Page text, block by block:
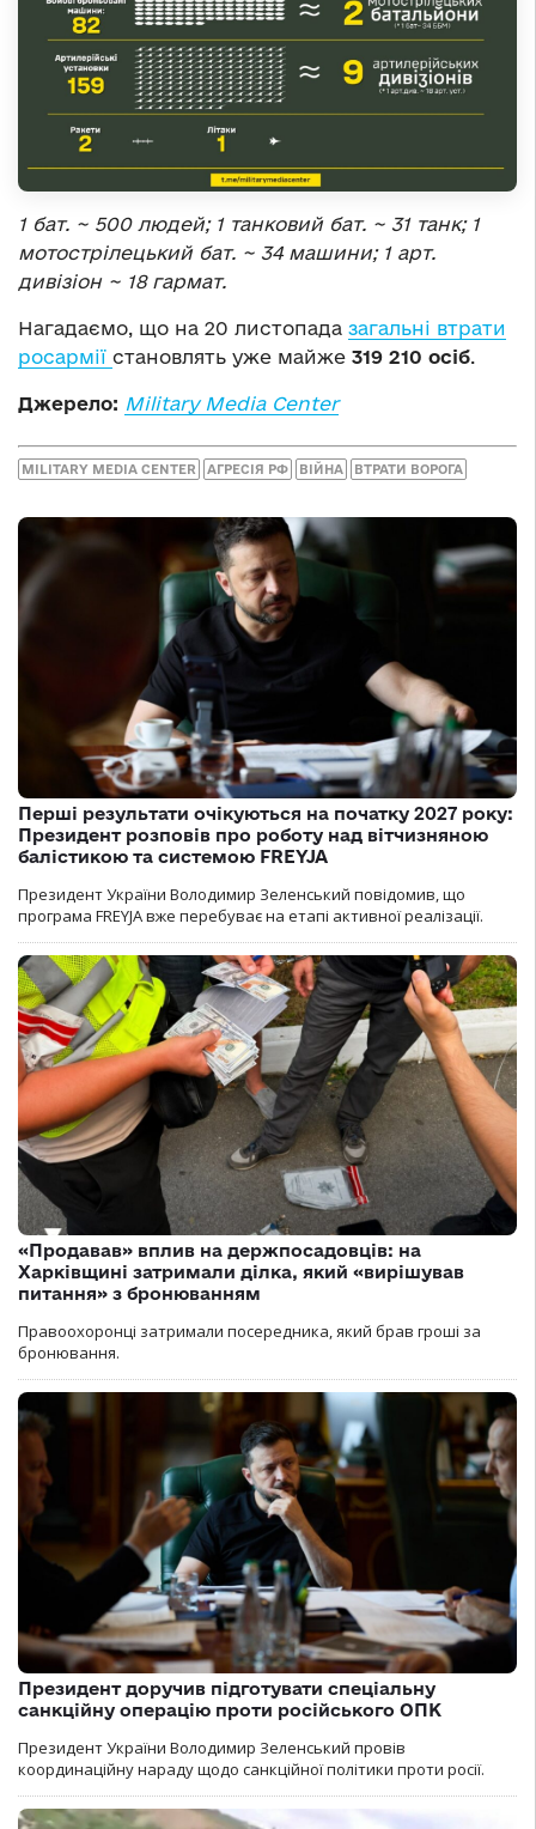
1 бат. ~ 500 людей; 1 танковий бат. ~ 31 танк; 1
мотострілецький бат. ~ 34 машини; 1 арт.
дивізіон ~ 18 гармат.
Нагадаємо, що на 20 листопада загальні втрати
росармії становлять уже майже 319 210 осіб.
Джерело: Military Media Center
MILITARY MEDIA CENTER АГРЕСІЯ РФ ВІЙНА ВТРАТИ ВОРОГА
Перші результати очікуються на початку 2027 року:
Президент розповів про роботу над вітчизняною
балістикою та системою FREYJA
Президент України Володимир Зеленський повідомив, що
програма FREYJA вже перебуває на етапі активної реалізації.
«Продавав» вплив на держпосадовців: на
Харківщині затримали ділка, який «вирішував
питання» з бронюванням
Правоохоронці затримали посередника, який брав гроші за
бронювання.
Президент доручив підготувати спеціальну
санкційну операцію проти російського ОПК
Президент України Володимир Зеленський провів
координаційну нараду щодо санкційної політики проти росії.